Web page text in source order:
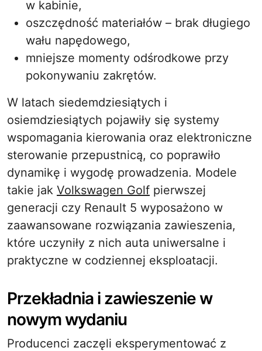
w kabinie,
oszczędność materiałów – brak długiego
wału napędowego,
mniejsze momenty odśrodkowe przy
pokonywaniu zakrętów.
W latach siedemdziesiątych i
osiemdziesiątych pojawiły się systemy
wspomagania kierowania oraz elektroniczne
sterowanie przepustnicą, co poprawiło
dynamikę i wygodę prowadzenia. Modele
takie jak Volkswagen Golf pierwszej
generacji czy Renault 5 wyposażono w
zaawansowane rozwiązania zawieszenia,
które uczyniły z nich auta uniwersalne i
praktyczne w codziennej eksploatacji.
Przekładnia i zawieszenie w
nowym wydaniu
Producenci zaczęli eksperymentować z